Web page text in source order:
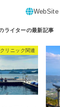
クリニック関連